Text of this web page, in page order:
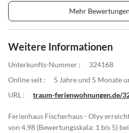
Mehr
Weitere Informationen
Unterkunfts-Nummer :
324168
Online seit :
5 Jahre und 5 Monate
URL :
traum-ferienwohnungen.de/
Ferienhaus Fischerhaus - Olyv
von 4.98 (Bewertungsskala: 1 bis 5)